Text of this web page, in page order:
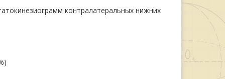
контралатеральных нижних